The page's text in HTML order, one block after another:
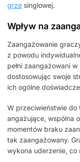
grze singlowej.
Wpływ na
Zaangażowanie
z powodu
pełni zaangażowani
dostosowując swoje
ich ogólne
W przeciwieństwie do
angażujące, wspólna
momentów braku
tak zaangażowany.
wykona uderzenie, co